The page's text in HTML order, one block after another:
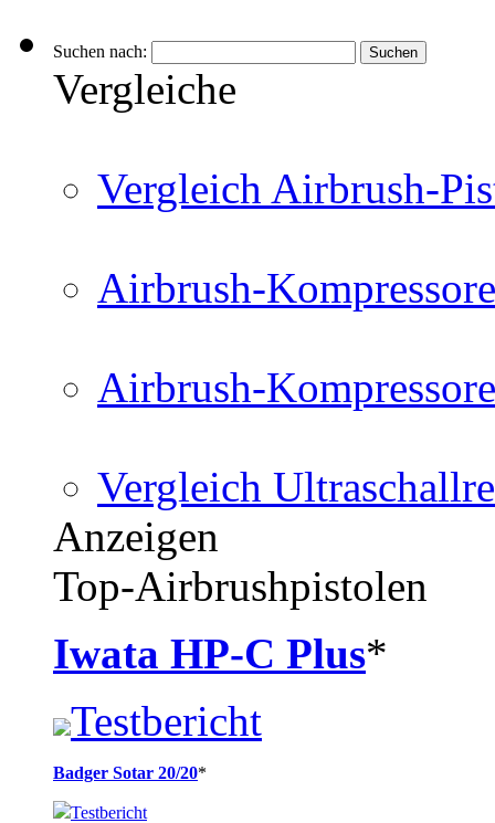
Suchen nach:
Vergleiche
Vergleich Airbrush-
Airbrush-
Airbrush-
Vergleich
Anzeigen
Top-Airbrushpistolen
Iwata HP-C Plus*
Testbericht
Badger Sotar 20/20*
Testbericht